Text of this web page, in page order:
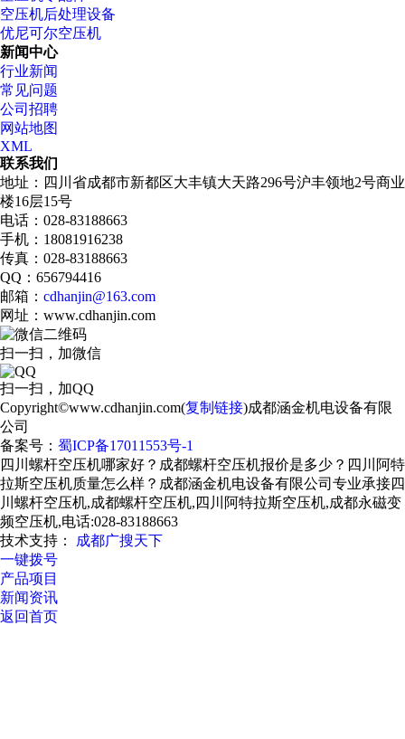
空压机后处理设备
优尼可尔空压机
新闻中心
行业新闻
常见问题
公司招聘
网站地图
XML
联系我们
地址：四川省成都市新都区大丰镇大天路296号沪丰领地2号商业
楼16层15号
电话：028-83188663
手机：18081916238
传真：028-83188663
QQ：656794416
邮箱： cdhanjin@163.com
网址：www.cdhanjin.com
扫一扫，加微信
扫一扫，加QQ
Copyright©www.cdhanjin.com(复制链接)成都涵金机电设备有限
公司
备案号： 蜀ICP备17011553号-1
四川螺杆空压机哪家好？成都螺杆空压机报价是多少？四川阿特
拉斯空压机质量怎么样？成都涵金机电设备有限公司专业承接四
川螺杆空压机,成都螺杆空压机,四川阿特拉斯空压机,成都永磁变
频空压机,电话:028-83188663
技术支持：
成都广搜天下
一键拨号
产品项目
新闻资讯
返回首页